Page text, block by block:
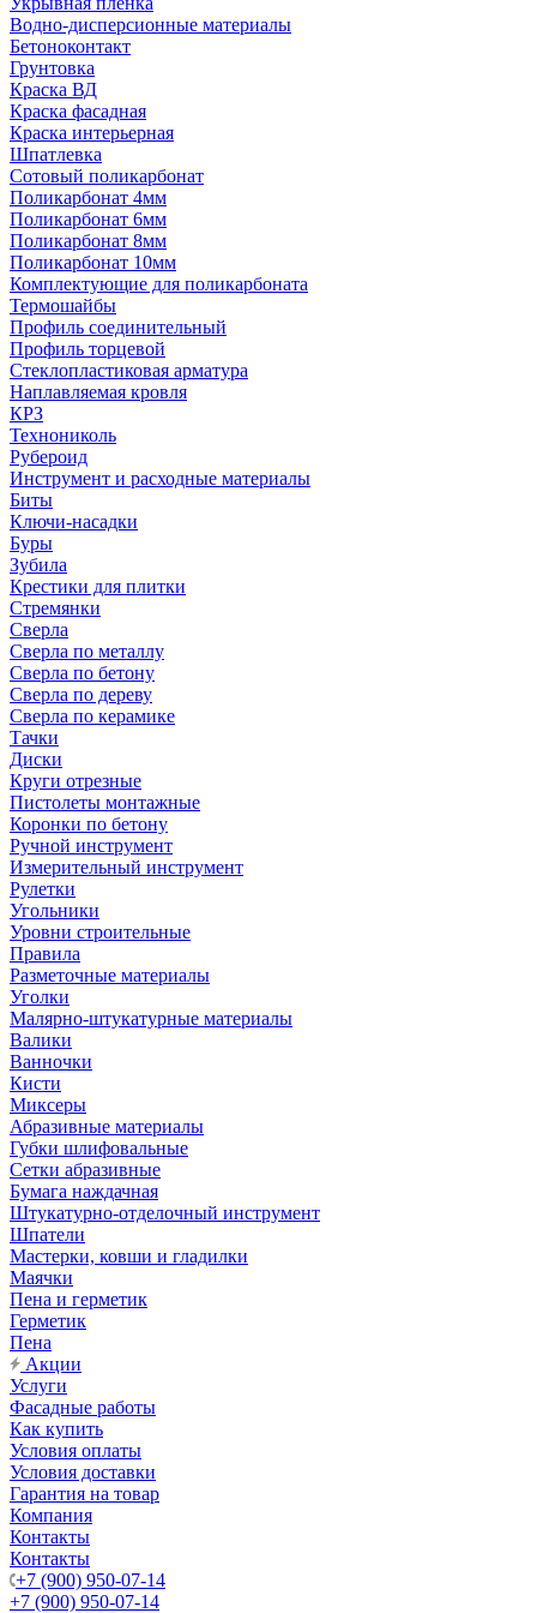
Водно-дисперсионные материалы
Бетоноконтакт
Грунтовка
Краска ВД
Краска фасадная
Краска интерьерная
Шпатлевка
Сотовый поликарбонат
Поликарбонат 4мм
Поликарбонат 6мм
Поликарбонат 8мм
Поликарбонат 10мм
Комплектующие для поликарбоната
Термошайбы
Профиль соединительный
Профиль торцевой
Стеклопластиковая арматура
Наплавляемая кровля
КРЗ
Технониколь
Рубероид
Инструмент и расходные материалы
Биты
Ключи-насадки
Буры
Зубила
Крестики для плитки
Стремянки
Сверла
Сверла по металлу
Сверла по бетону
Сверла по дереву
Сверла по керамике
Тачки
Диски
Круги отрезные
Пистолеты монтажные
Коронки по бетону
Ручной инструмент
Измерительный инструмент
Рулетки
Угольники
Уровни строительные
Правила
Разметочные материалы
Уголки
Малярно-штукатурные материалы
Валики
Ванночки
Кисти
Миксеры
Абразивные материалы
Губки шлифовальные
Сетки абразивные
Бумага наждачная
Штукатурно-отделочный инструмент
Шпатели
Мастерки, ковши и гладилки
Маячки
Пена и герметик
Герметик
Пена
Акции
Услуги
Фасадные работы
Как купить
Условия оплаты
Условия доставки
Гарантия на товар
Компания
Контакты
Контакты
+7 (900) 950-07-14
+7 (900) 950-07-14